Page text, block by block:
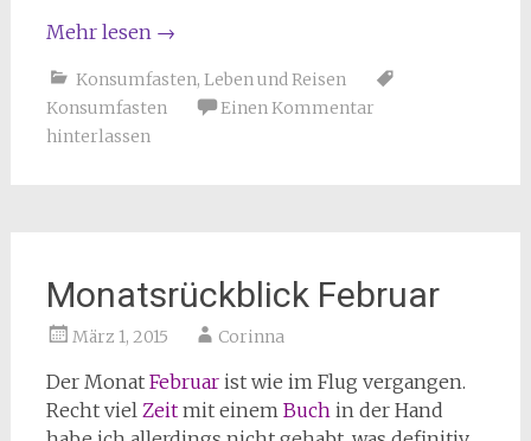
Mehr lesen →
Konsumfasten, Leben und Reisen
Konsumfasten
Einen Kommentar
hinterlassen
Monatsrückblick Februar
März 1, 2015 Corinna
Der MonatFebruarist wie im Flug vergangen.
Recht viel Zeitmit einem Buch in der Hand